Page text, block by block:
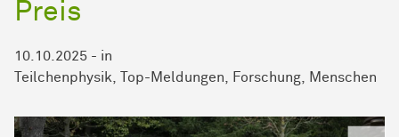
Preis
10.10.2025 - in
Teilchenphysik
Top-Meldungen Forschung Menschen